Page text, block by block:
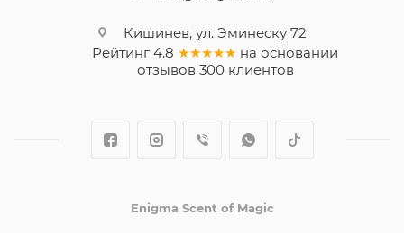
Кишинев, ул. Эминеску 72
Рейтинг 4.8 ★★★★★ на основании
отзывов 300клиентов
Enigma Scent of Magic